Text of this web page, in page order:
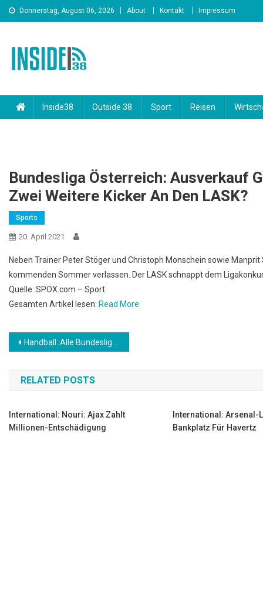
Skip
to
Donnerstag, August 06, 2026 About Kontakt Impressum
Inside38 Outside 38 Sport Reisen
Bundesliga Österreich: Ausverkauf
Zwei Weitere Kicker An Den LASK?
Sports
20. April 2021
Neben Trainer Peter Stöger und Christoph Monschein sowie
kommenden Sommer verlassen. Der LASK schnappt dem
Quelle: SPOX.com – Sport
Gesamten Artikel lesen: Read More
Beitrags-
Navigation
Handball: Alle Bundesliga-Klubs erhalten trotz Corona-Einbußen Lizenz
RELATED POSTS
International: Nouri: Ajax Zahlt
Millionen-Entschädigung
International: Arsenal-
Bankplatz Für Havertz